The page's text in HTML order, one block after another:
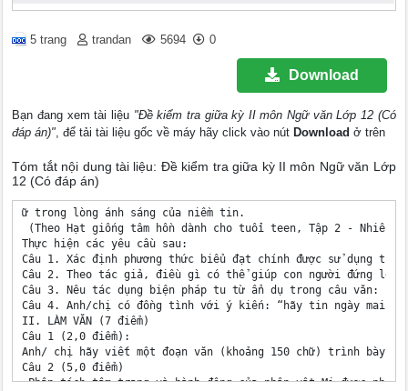
5 trang trandan 5694 0
Download
Bạn đang xem tài liệu "Đề kiểm tra giữa kỳ II môn Ngữ văn Lớp 12 (Có
đáp án)", để tải tài liệu gốc về máy hãy click vào nút Download ở trên
Tóm tắt nội dung tài liệu: Đề kiểm tra giữa kỳ II môn Ngữ văn Lớp
12 (Có đáp án)
ữ trong lòng ánh sáng của niềm tin.
(Theo Hạt giống tâm hồn dành cho tuổi teen, Tập 2 - Nhiều
Thực hiện các yêu cầu sau:
Câu 1. Xác định phương thức biểu đạt chính được sử dụng
Câu 2. Theo tác giả, điều gì có thể giúp con người đứng lên
Câu 3. Nêu tác dụng biện pháp tu từ ẩn dụ trong câu văn:
Câu 4. Anh/chị có đồng tình với ý kiến: “hãy tin ngày mai
II. LÀM VĂN (7 điểm)
Câu 1 (2,0 điểm):
Anh/ chị hãy viết một đoạn văn (khoảng 150 chữ) trình bày
Câu 2 (5,0 điểm)
Phân tích tâm trạng và hành động của nhân vật Mị được nhà